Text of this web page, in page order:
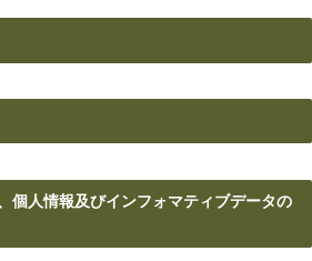
個人情報及びインフォマティブデータの